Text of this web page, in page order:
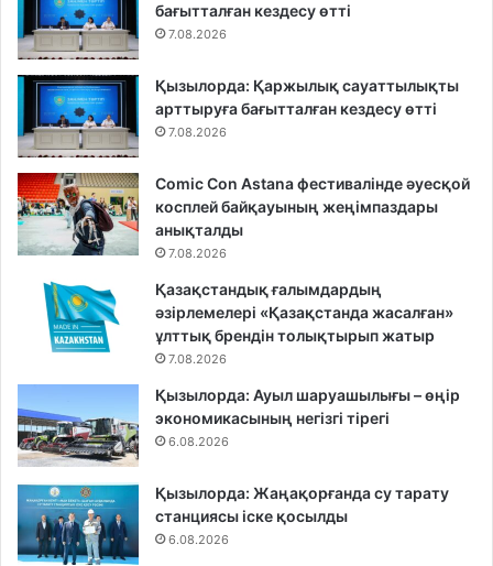
бағытталған кездесу өтті
7.08.2026
Қызылорда: Қаржылық сауаттылықты
арттыруға бағытталған кездесу өтті
7.08.2026
Comic Con Astana фестивалінде әуесқой
косплей байқауының жеңімпаздары
анықталды
7.08.2026
Қазақстандық ғалымдардың
әзірлемелері «Қазақстанда жасалған»
ұлттық брендін толықтырып жатыр
7.08.2026
Қызылорда: Ауыл шаруашылығы – өңір
экономикасының негізгі тірегі
6.08.2026
Қызылорда: Жаңақорғанда су тарату
станциясы іске қосылды
6.08.2026